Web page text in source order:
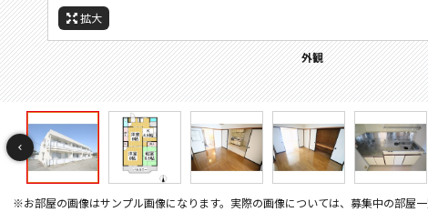
拡大
外観
拡大
間取
間取り
拡大
居間
拡大
居間
拡大
キッチン
拡大
キッチン
拡大
寝室
拡大
寝室
拡大
寝室
拡大
寝室
拡大
風呂
拡大
風呂
拡大
トイレ
拡大
収納
拡大
収納
拡大
洗面
拡大
バルコニー
拡大
設備
エアコン
拡大
設備
追い焚き機能
拡大
玄関
拡大
玄関
シューズボックス
拡大
その他画像
室内洗濯機置き場
拡大
セキュリティ
チャイム
拡大
周辺施設：ドラックストア
拡大
周辺施設：コンビニ
拡大
周辺施設：スーパー
拡大
周辺施設：病院
拡大
周辺施設：役所
拡大
周辺施設：中学校
※お部屋の画像はサンプル画像になります。実際の画像については、募集中の部屋一